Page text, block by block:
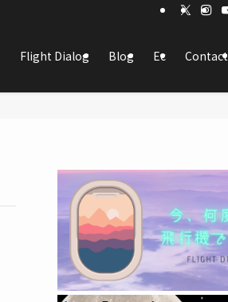
Flight Dialog Blog Ec Contact